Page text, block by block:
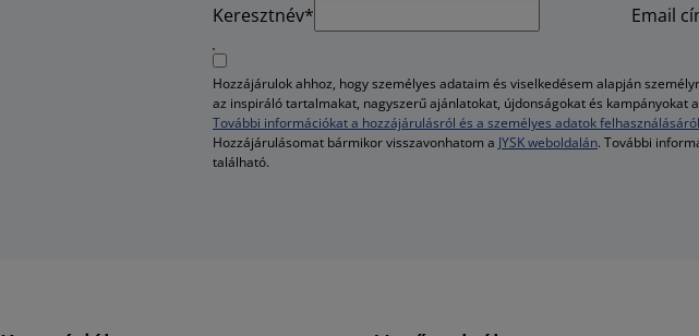
Keresztnév* Email
Hozzájárulok ahhoz, hogy személyes adataim és viselkedésem alapján
az inspiráló tartalmakat, nagyszerű ajánlatokat, újdonságokat és kampányokat
További információkat a hozzájárulásról és a személyes adatok
Hozzájárulásomat bármikor visszavonhatom a JYSK weboldalán. További
található.